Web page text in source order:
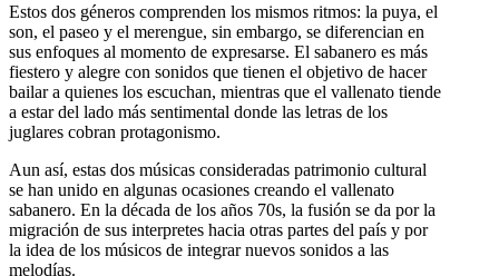
Estos dos géneros comprenden los mismos ritmos: la puya, el
son, el paseo y el merengue, sin embargo, se diferencian en
sus enfoques al momento de expresarse. El sabanero es más
fiestero y alegre con sonidos que tienen el objetivo de hacer
bailar a quienes los escuchan, mientras que el vallenato tiende
a estar del lado más sentimental donde las letras de los
juglares cobran protagonismo.
Aun así, estas dos músicas consideradas patrimonio cultural
se han unido en algunas ocasiones creando el vallenato
sabanero. En la década de los años 70s, la fusión se da por la
migración de sus interpretes hacia otras partes del país y por
la idea de los músicos de integrar nuevos sonidos a las
melodías.